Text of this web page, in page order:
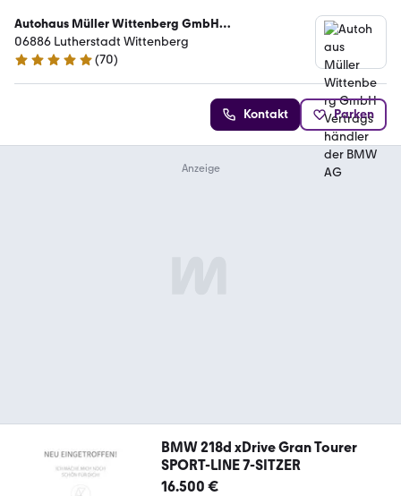
Autohaus Müller Wittenberg GmbH
Vertragshändler der BMW AG
06886 Lutherstadt Wittenberg
5 Sterne
(70)
Kontakt Parken
BMW 218d xDrive Gran Tourer
SPORT-LINE 7-SITZER
16.500 €